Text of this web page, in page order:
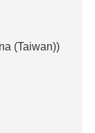
(Taiwan))